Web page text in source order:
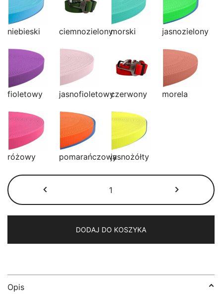
niebieski ciemnozielonymorski jasnozielony
fioletowy jasnofioletowyczerwony morela
różowy pomarańczowyjasnożółty
Pas
do
samochodu
dla
psa
DODAJ DO KOSZYKA
Opis